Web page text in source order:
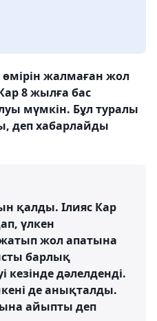
жалмаған жол
8 жылға бас
мүмкін. Бұл туралы
деп хабарлайды
қалды. Ілияс Кар
үлкен
жол апатына
барлық
кезінде дəлелденді.
де анықталды.
айыпты деп